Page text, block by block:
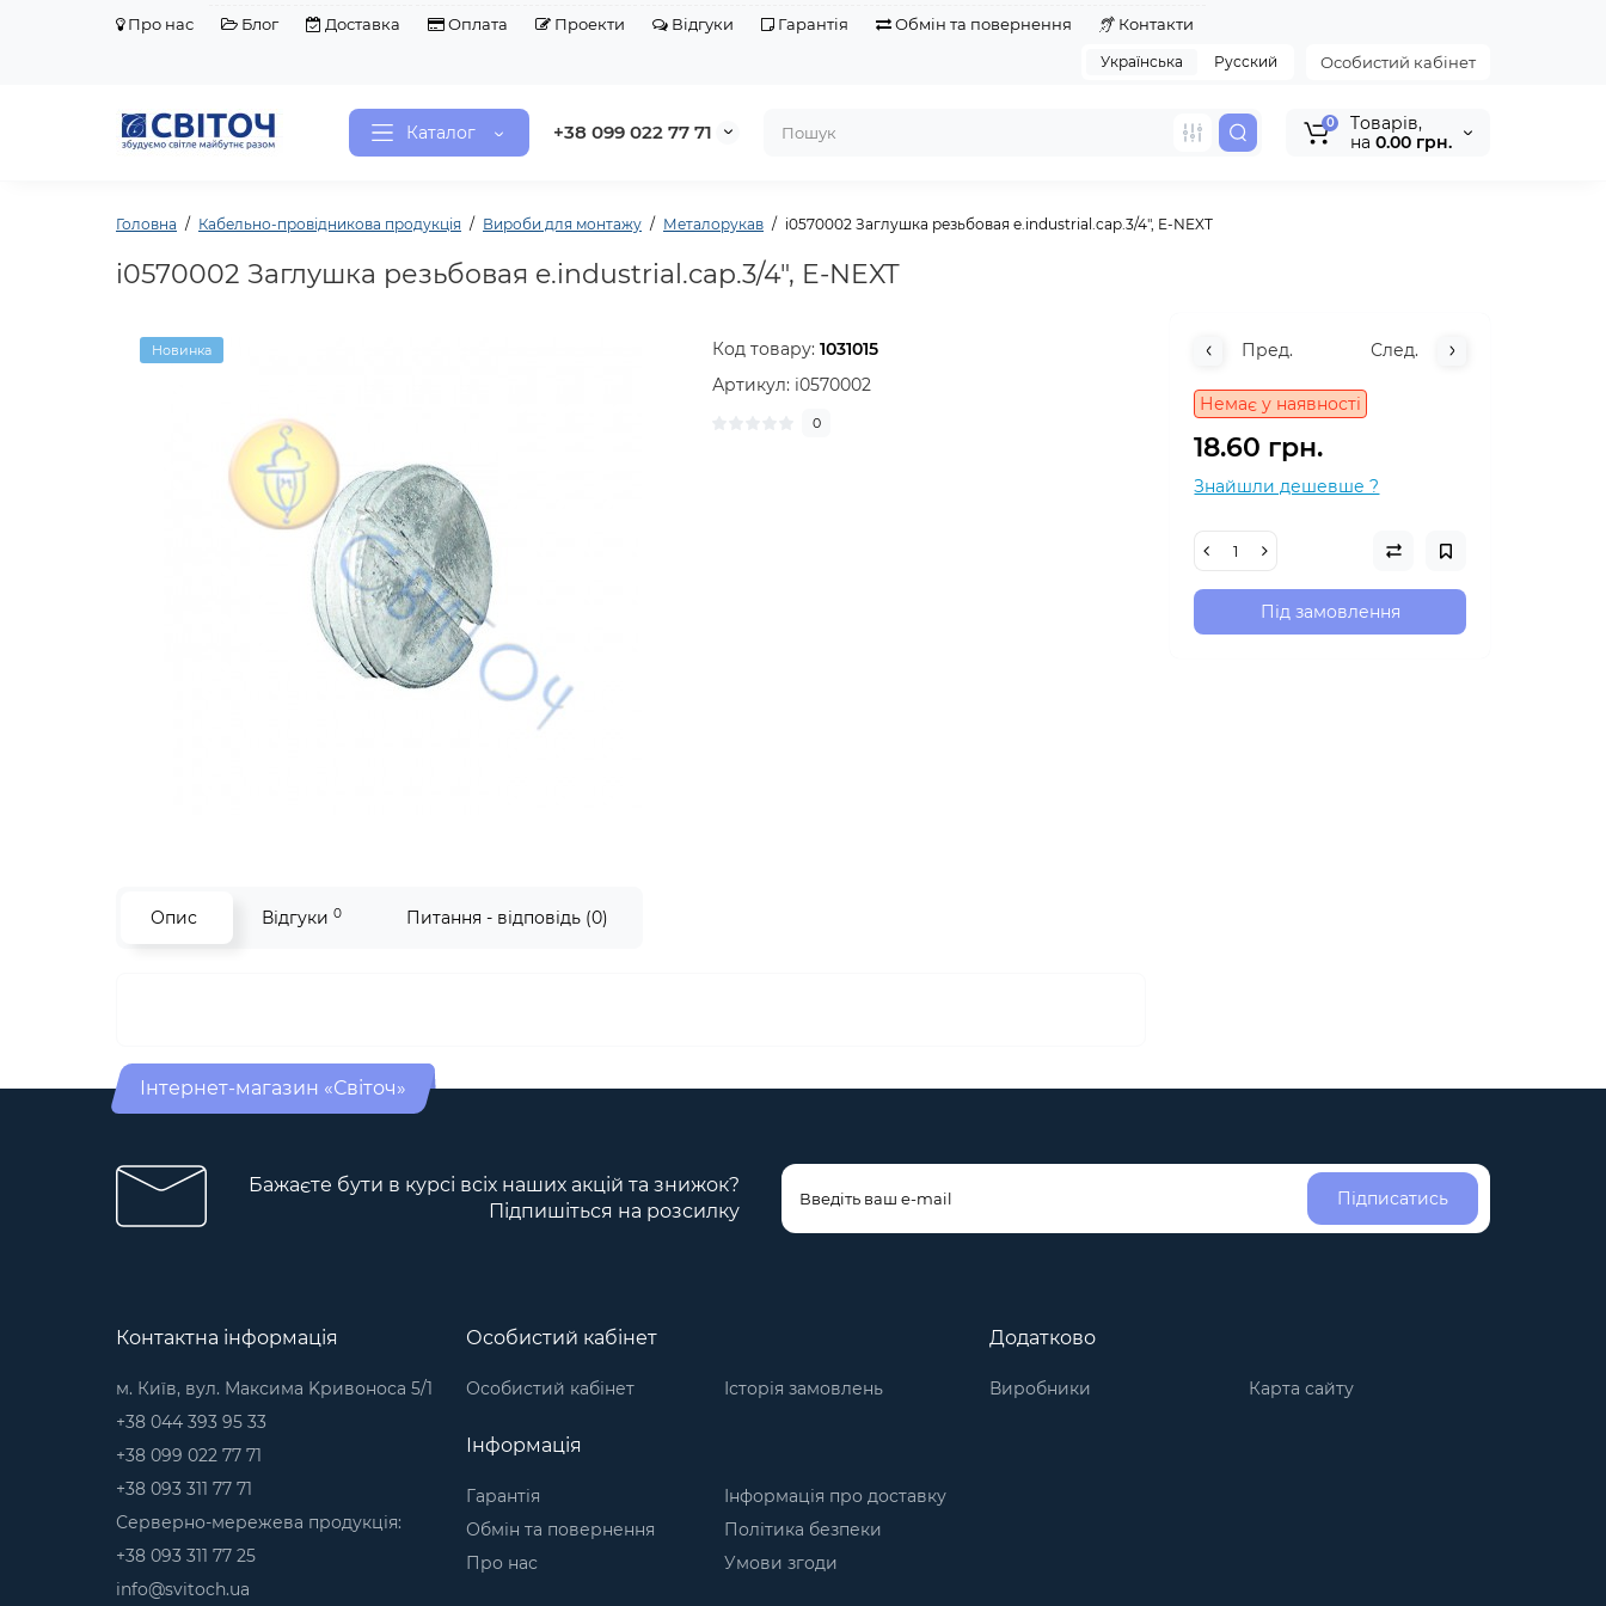
Про нас Блог Доставка Оплата Проекти Відгуки Гарантія Обмін та повернення
Контакти
Особистий кабінет
Українська Русский
Каталог +38 099 022 77 71 0
Tоварів,
на 0.00 грн.
Головна Кабельно-провідникова продукція Вироби для монтажу Металорукав i0570002 Заглушка резьбовая e.industrial.cap.3/4", E-NEXT
i0570002 Заглушка резьбовая e.industrial.cap.3/4", E-NEXT
Новинка Код товару:1031015
Артикул: i0570002
0
Пред. След.
Немає у наявності
18.60 грн.
Знайшли дешевше ?
Під замовлення
Опис Відгуки 0 Питання - відповідь (0)
Інтернет-магазин «Світоч»
Бажаєте бути в курсі всіх наших акцій та знижок?
Підпишіться на розсилку
Підписатись
Контактна інформація
м. Київ, вул. Максима Kривоноса 5/1
+38 044 393 95 33
+38 099 022 77 71
+38 093 311 77 71
Серверно-мережева продукція:
+38 093 311 77 25
info@svitoch.ua
Особистий кабінет
Особистий кабінет Історія замовлень
Додатково
Виробники Карта сайту
Інформація
Гарантія
Обмін та повернення
Про нас
Інформація про доставку
Політика безпеки
Умови згоди